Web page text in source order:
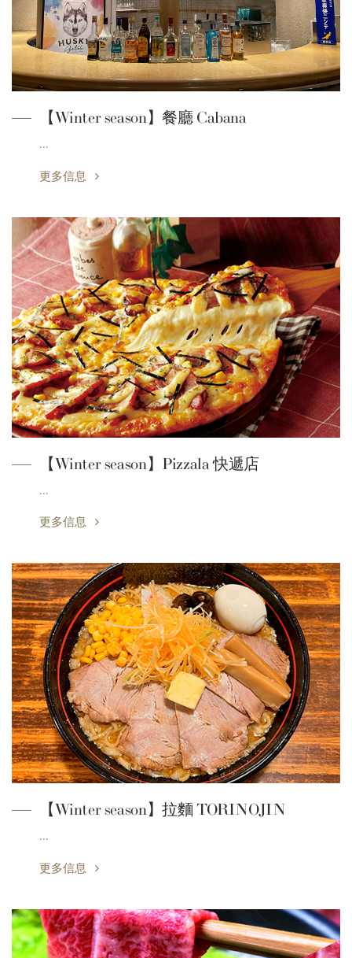
【Winter season】餐廳 Cabana
…
更多信息
【Winter season】Pizzala 快遞店
…
更多信息
【Winter season】拉麵 TORINOJIN
…
更多信息